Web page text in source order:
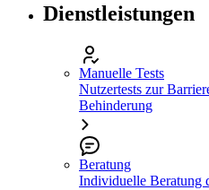
Dienstleistungen
Manuelle Tests
Nutzertests zur
Behinderung
Beratung
Individuelle Beratung